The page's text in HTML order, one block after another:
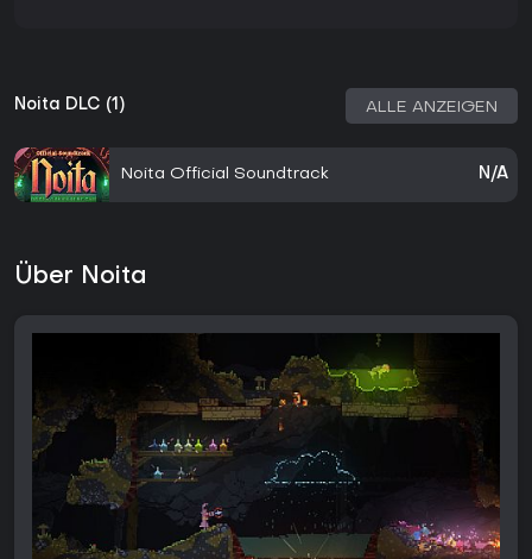
Noita DLC (1) ALLE ANZEIGEN
Noita Official Soundtrack N/A
Über Noita